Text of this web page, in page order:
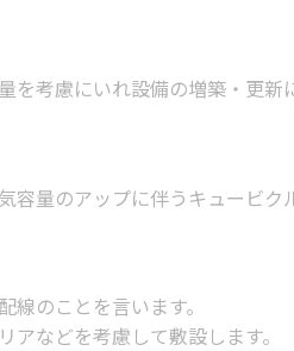
考慮にいれ設備の増築・更新
量のアップに伴うキュービ
のことを言います。
などを考慮して敷設します。